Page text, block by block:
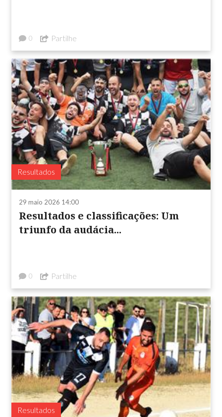
0 Partilhe
Resultados
29 maio 2026 14:00
Resultados e classificações: Um
triunfo da audácia...
0 Partilhe
Resultados